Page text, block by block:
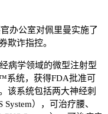
办公室对佩里曼实施了
欺诈指控。
病学领域的微型注射型
系统，获得FDA批准可
该系统包括两大神经刺
），可治疗腰、